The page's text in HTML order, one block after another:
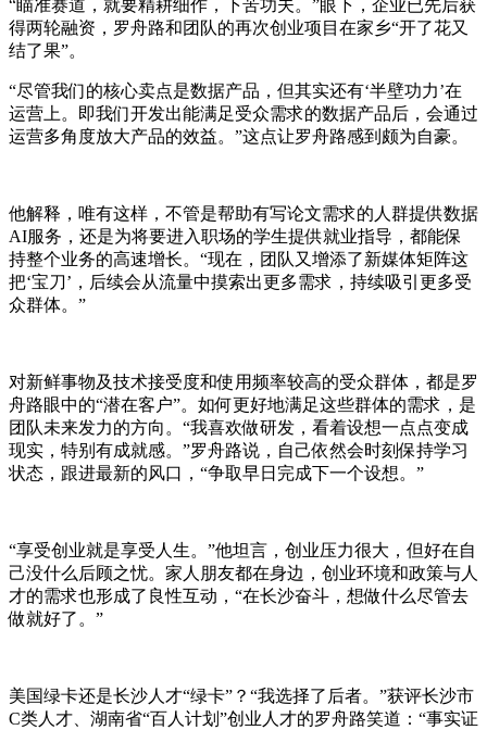
“瞄准赛道，就要精耕细作，下苦功夫。”眼下，企业已先后获
得两轮融资，罗舟路和团队的再次创业项目在家乡“开了花又
结了果”。
“尽管我们的核心卖点是数据产品，但其实还有‘半壁功力’在
运营上。即我们开发出能满足受众需求的数据产品后，会通过
运营多角度放大产品的效益。”这点让罗舟路感到颇为自豪。
他解释，唯有这样，不管是帮助有写论文需求的人群提供数据
AI服务，还是为将要进入职场的学生提供就业指导，都能保
持整个业务的高速增长。“现在，团队又增添了新媒体矩阵这
把‘宝刀’，后续会从流量中摸索出更多需求，持续吸引更多受
众群体。”
对新鲜事物及技术接受度和使用频率较高的受众群体，都是罗
舟路眼中的“潜在客户”。如何更好地满足这些群体的需求，是
团队未来发力的方向。“我喜欢做研发，看着设想一点点变成
现实，特别有成就感。”罗舟路说，自己依然会时刻保持学习
状态，跟进最新的风口，“争取早日完成下一个设想。”
“享受创业就是享受人生。”他坦言，创业压力很大，但好在自
己没什么后顾之忧。家人朋友都在身边，创业环境和政策与人
才的需求也形成了良性互动，“在长沙奋斗，想做什么尽管去
做就好了。”
美国绿卡还是长沙人才“绿卡”？“我选择了后者。”获评长沙市
C类人才、湖南省“百人计划”创业人才的罗舟路笑道：“事实证